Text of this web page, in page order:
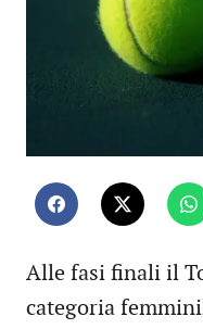
Alle fasi finali il
categoria